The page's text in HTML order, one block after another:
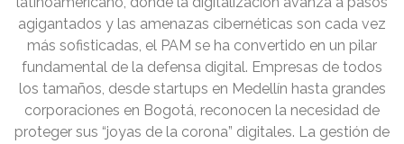
agigantados y las amenazas cibernéticas son cada vez
más sofisticadas, el PAM se ha convertido en un pilar
fundamental de la defensa digital. Empresas de todos
los tamaños, desde startups en Medellín hasta grandes
corporaciones en Bogotá, reconocen la necesidad de
proteger sus “joyas de la corona” digitales. La gestión de